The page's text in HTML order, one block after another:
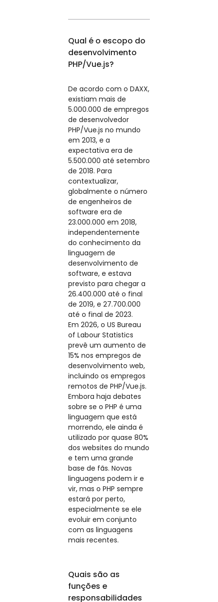
Qual é o escopo do
desenvolvimento
PHP/Vue.js?
De acordo com o DAXX,
existiam mais de
5.000.000 de empregos
de desenvolvedor
PHP/Vue.js no mundo
em 2013, e a
expectativa era de
5.500.000 até setembro
de 2018. Para
contextualizar,
globalmente o número
de engenheiros de
software era de
23.000.000 em 2018,
independentemente
do conhecimento da
linguagem de
desenvolvimento de
software, e estava
previsto para chegar a
26.400.000 até o final
de 2019, e 27.700.000
até o final de 2023.
Em 2026, o US Bureau
of Labour Statistics
prevê um aumento de
15% nos empregos de
desenvolvimento web,
incluindo os empregos
remotos de PHP/Vue.js.
Embora haja debates
sobre se o PHP é uma
linguagem que está
morrendo, ele ainda é
utilizado por quase 80%
dos websites do mundo
e tem uma grande
base de fãs. Novas
linguagens podem ir e
vir, mas o PHP sempre
estará por perto,
especialmente se ele
evoluir em conjunto
com as linguagens
mais recentes.
Quais são as
funções e
responsabilidades